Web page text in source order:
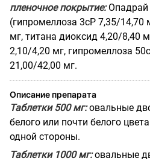
пленочное покрытие:Опадрай
(гипромеллоза 3сР 7,35/14,70
мг, титана диоксид 4,20/8,40
2,10/4,20 мг, гипромеллоза
21,00/42,00 мг.
Описание препарата
Таблетки 500 мг:овальные
белого или почти белого
одной стороны.
Таблетки 1000 мг:овальные